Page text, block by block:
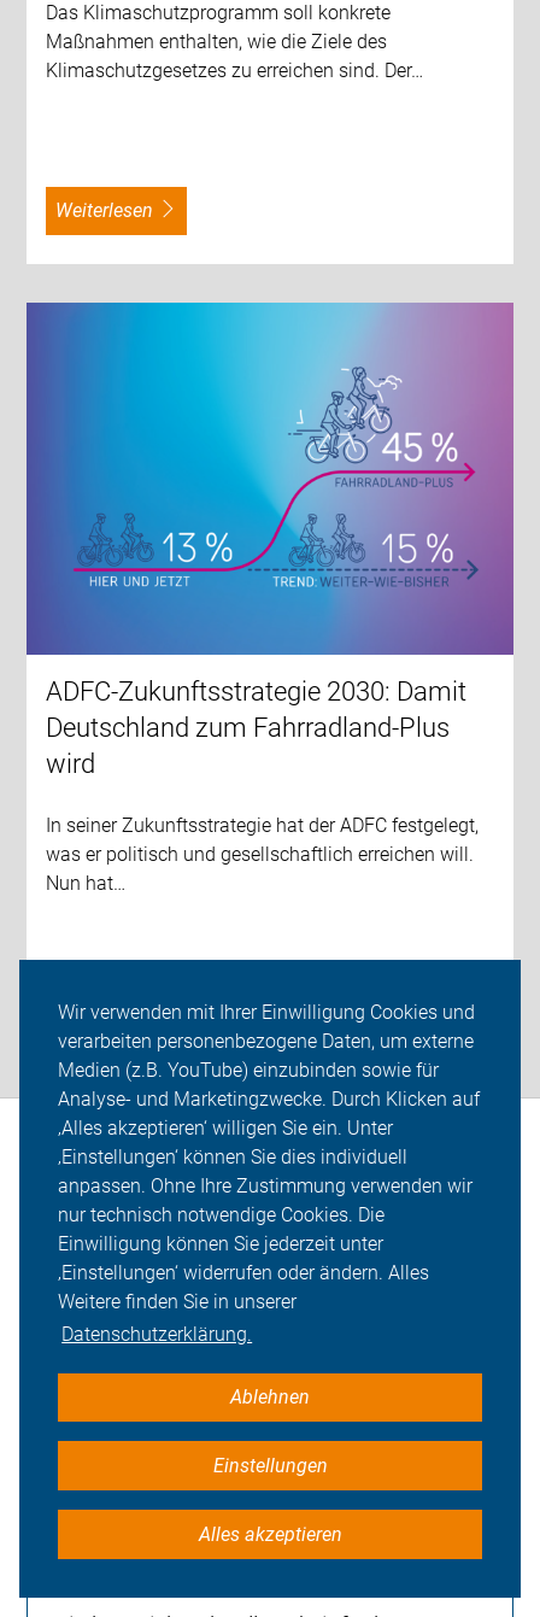
Wir verwenden mit Ihrer Einwilligung Cookies und
verarbeiten personenbezogene Daten, um externe
Medien (z.B. YouTube) einzubinden sowie für
Analyse- und Marketingzwecke. Durch Klicken auf
‚Alles akzeptieren‘ willigen Sie ein. Unter
‚Einstellungen‘ können Sie dies individuell
anpassen. Ohne Ihre Zustimmung verwenden wir
nur technisch notwendige Cookies. Die
Einwilligung können Sie jederzeit unter
‚Einstellungen‘ widerrufen oder ändern. Alles
Weitere finden Sie in unserer
Datenschutzerklärung.
Ablehnen
Einstellungen
Alles akzeptieren
Das Klimaschutzprogramm soll konkrete
Maßnahmen enthalten, wie die Ziele des
Klimaschutzgesetzes zu erreichen sind. Der…
weiterlesen
ADFC-Zukunftsstrategie 2030: Damit
Deutschland zum Fahrradland-Plus
wird
In seiner Zukunftsstrategie hat der ADFC festgelegt,
was er politisch und gesellschaftlich erreichen will.
Nun hat…
Häufige Fragen von
Alltagsfahrer*innen
Was bringt mir eine ADFC-
Mitgliedschaft?